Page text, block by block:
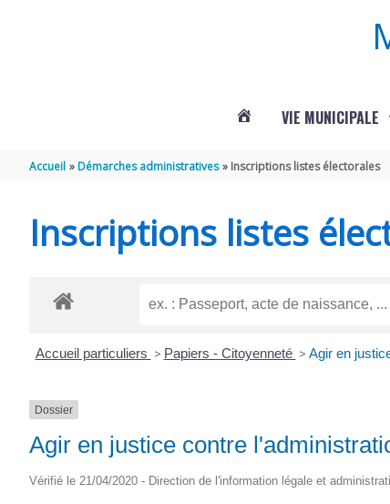
VIE MUNICIPALE
Accueil Démarches administratives Inscriptions listes électorales
Inscriptions listes
Accueil particuliers > Papiers - Citoyenneté > Agir en
Dossier
Agir en justice contre
Vérifié le 21/04/2020 - Direction de l'information légale et